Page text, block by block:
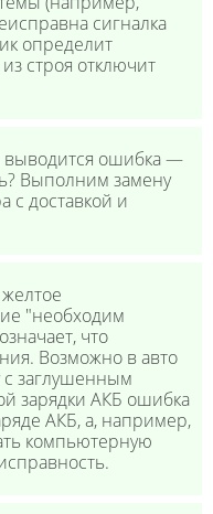
сигналка
определит
строя отключит
ошибка —
Выполним замену
с доставкой и
"необходим
что
Возможно в авто
с заглушенным
зарядки АКБ ошибка
АКБ, а, например,
компьютерную